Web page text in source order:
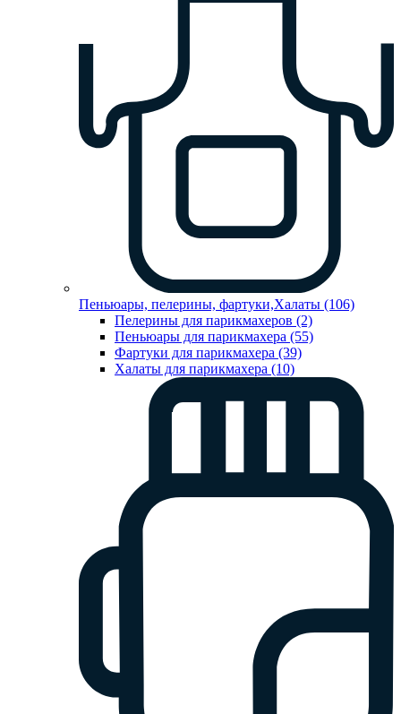
Пеньюары, пелерины, фартуки,Халаты (106)
Пелерины для парикмахеров (2)
Пеньюары для парикмахера (55)
Фартуки для парикмахера (39)
Халаты для парикмахера (10)